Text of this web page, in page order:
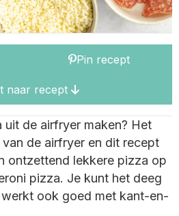
Pin recept
naar recept
uit de airfryer maken? Het
de airfryer en dit recept
ontzettend lekkere pizza op
pizza. Je kunt het deeg
ook goed met kant-en-